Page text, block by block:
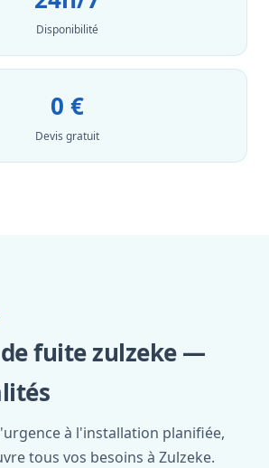
Disponibilité
0 €
Devis gratuit
fuite zulzeke —
à l'installation planifiée,
tous vos besoins à Zulzeke.